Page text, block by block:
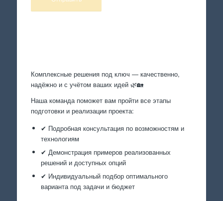
Комплексные решения под ключ — качественно,
надёжно и с учётом ваших идей 🌿🏡
Наша команда поможет вам пройти все этапы
подготовки и реализации проекта:
✔ Подробная консультация по возможностям и
технологиям
✔ Демонстрация примеров реализованных
решений и доступных опций
✔ Индивидуальный подбор оптимального
варианта под задачи и бюджет